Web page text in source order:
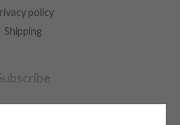
policy
Shipping